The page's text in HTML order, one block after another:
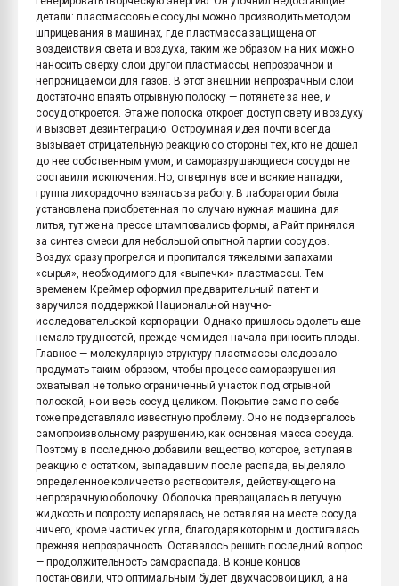
детали: пластмассовые сосуды можно производить методом
шприцевания в машинах, где пластмасса защищена от
воздействия света и воздуха, таким же образом на них можно
наносить сверху слой другой пластмассы, непрозрачной и
непроницаемой для газов. В этот внешний непрозрачный слой
достаточно впаять отрывную полоску — потянете за нее, и
сосуд откроется. Эта же полоска откроет доступ свету и воздуху
и вызовет дезинтеграцию. Остроумная идея почти всегда
вызывает отрицательную реакцию со стороны тех, кто не дошел
до нее собственным умом, и саморазрушающиеся сосуды не
составили исключения. Но, отвергнув все и всякие нападки,
группа лихорадочно взялась за работу. В лаборатории была
установлена приобретенная по случаю нужная машина для
литья, тут же на прессе штамповались формы, а Райт принялся
за синтез смеси для небольшой опытной партии сосудов.
Воздух сразу прогрелся и пропитался тяжелыми запахами
«сырья», необходимого для «выпечки» пластмассы. Тем
временем Креймер оформил предварительный патент и
заручился поддержкой Национальной научно-
исследовательской корпорации. Однако пришлось одолеть еще
немало трудностей, прежде чем идея начала приносить плоды.
Главное — молекулярную структуру пластмассы следовало
продумать таким образом, чтобы процесс саморазрушения
охватывал не только ограниченный участок под отрывной
полоской, но и весь сосуд целиком. Покрытие само по себе
тоже представляло известную проблему. Оно не подвергалось
самопроизвольному разрушению, как основная масса сосуда.
Поэтому в последнюю добавили вещество, которое, вступая в
реакцию с остатком, выпадавшим после распада, выделяло
определенное количество растворителя, действующего на
непрозрачную оболочку. Оболочка превращалась в летучую
жидкость и попросту испарялась, не оставляя на месте сосуда
ничего, кроме частичек угля, благодаря которым и достигалась
прежняя непрозрачность. Оставалось решить последний вопрос
— продолжительность самораспада. В конце концов
постановили, что оптимальным будет двухчасовой цикл, а на